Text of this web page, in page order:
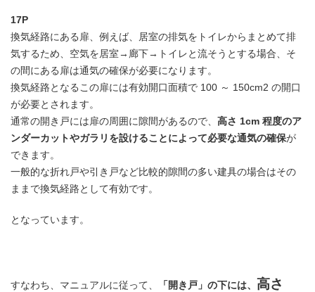
17P
換気経路にある扉、例えば、居室の排気をトイレからまとめて排
気するため、空気を居室→廊下→トイレと流そうとする場合、そ
の間にある扉は通気の確保が必要になります。
換気経路となるこの扉には有効開口面積で 100 ～ 150cm2 の開口
が必要とされます。
通常の開き戸には扉の周囲に隙間があるので、 高さ 1cm 程度のア
ンダーカットやガラリを設けることによって必要な通気の確保が
できます。
一般的な折れ戸や引き戸など比較的隙間の多い建具の場合はその
ままで換気経路として有効です。
となっています。
すなわち、マニュアルに従って、 「開き戸」の下には、 高さ